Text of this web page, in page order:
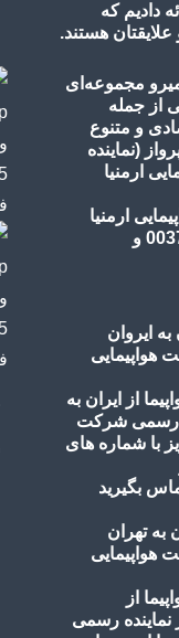
دادیم که
هستند.
مجموعه‌ای
از جمله
و متنوع
(نماینده
ارمنیا
به ایروان
هواپیمایی
به تهران
هواپیمایی